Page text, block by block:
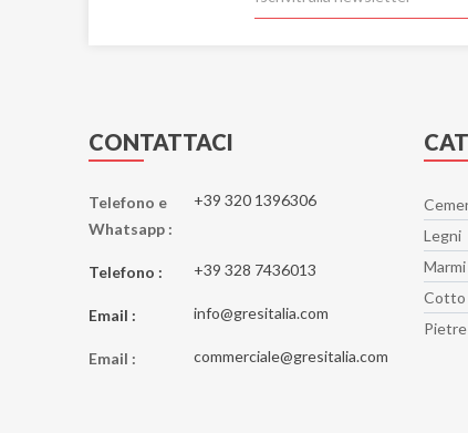
CONTATTACI
Telefono e
Whatsapp :
+39 320 1396306
Telefono : +39 328 7436013
Email : info@gresitalia.com
Email : commerciale@gresitalia.com
Legni
Marmi
Cotto
Pietre